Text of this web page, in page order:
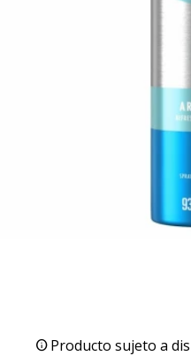
Producto sujeto a